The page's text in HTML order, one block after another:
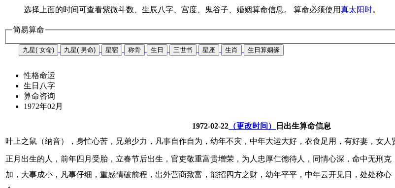
选择上面的时间可查看紫微斗数、生辰八字、宫度、鬼谷子、婚姻算命信息。 算命必须使用真太阳时。
简易算命
九星( 女命) 九星( 男命) 星宿 称骨 生日 三世书 星座 生肖 生日算姻缘
性格命运
生日八字
算命咨询
1972年02月
1972-02-22 （更改时间） 日出生算命信息
叶上之鼠（纳音），身忙心苦，兄弟少力，凡事自作自为，幼年不灾，中年大运大好，衣食足用，有好妻，女人
正月出生的人，前年四月受胎，立春节后出生，官吏敬重富贵增荣，为人忠厚仁德待人，同情心深，命中无刑
加，大事成小，凡事仔细，重感情破前程，出外营商致富，能招四方之财，幼年平平，中年云开见日，处处称